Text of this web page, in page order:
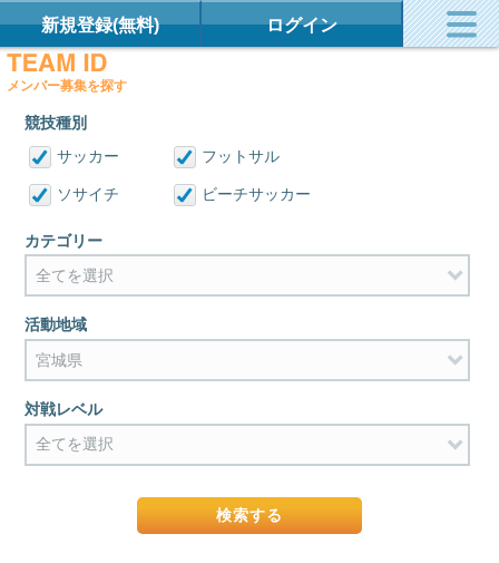
新規登録(無料) ログイン
メンバー募集を探す
競技種別
サッカー
フットサル
ソサイチ ビーチサッカー
カテゴリー
活動地域
対戦レベル